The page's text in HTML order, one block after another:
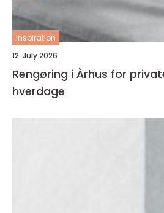
inspiration
12. July 2026
Rengøring i Århus for
hverdage